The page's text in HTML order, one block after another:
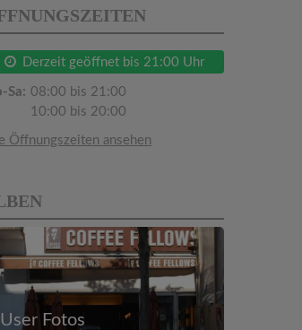
Derzeit geöffnet bis 21:00 Uhr
Sa: 08:00 bis 21:00
10:00 bis 20:00
Öffnungszeiten ansehen
User Fotos